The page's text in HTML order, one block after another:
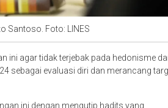
Santoso. Foto: LINES
ini agar tidak terjebak pada hedonisme
sebagai evaluasi diri dan merancang
ini dengan mengutip hadits yang